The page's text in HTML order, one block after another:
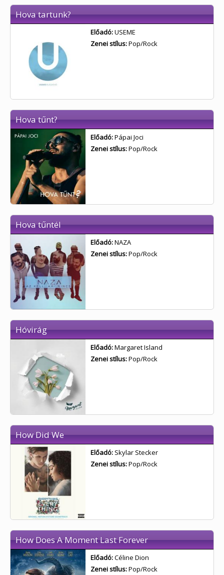
Hova tartunk?
Előadó:USEME
Zenei stílus:Pop/Rock
Hova tűnt?
Előadó:Pápai Joci
Zenei stílus:Pop/Rock
Hova tűntél
Előadó:NAZA
Zenei stílus:Pop/Rock
Hóvirág
Előadó:Margaret Island
Zenei stílus:Pop/Rock
How Did We
Előadó: Skylar Stecker
Zenei stílus:Pop/Rock
How Does A Moment Last Forever
Előadó:Céline Dion
Zenei stílus:Pop/Rock